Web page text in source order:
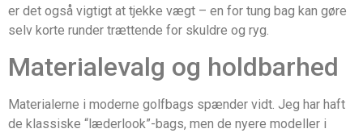
er det også vigtigt at tjekke vægt – en for tung bag kan gøre
selv korte runder trættende for skuldre og ryg.
Materialevalg og holdbarhed
Materialerne i moderne golfbags spænder vidt. Jeg har haft
de klassiske “læderlook”-bags, men de nyere modeller i